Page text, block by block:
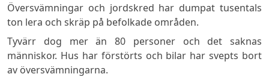
Översvämningar och jordskred har dumpat tusentals
ton lera och skräp på befolkade områden.
Tyvärr dog mer än 80 personer och det saknas
människor. Hus har förstörts och bilar har svepts bort
av översvämningarna.